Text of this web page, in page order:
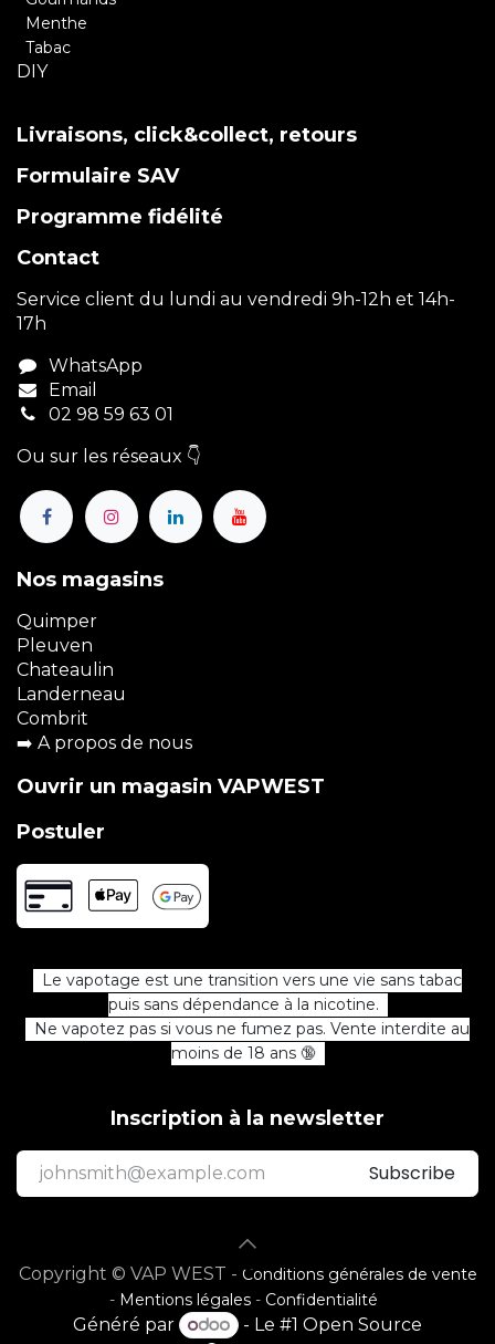
Menthe
Tabac
DIY
Livraisons, click&collect, retours
Formulaire SAV
Programme fidélité
Contact
Service client du lundi au vendredi 9h-12h et 14h-
17h
WhatsApp
Email
02 98 59 63 01
Ou sur les réseaux 👇
Nos magasins
Quimper
Pleuven
Chateaulin
Landerneau
Combrit
➡️ A propos de nous
Ouvrir un magasin VAPWEST
Postuler
Le vapotage est une transition vers une vie sans tabac
puis sans dépendance à la nicotine.
Ne vapotez pas si vous ne fumez pas. Vente interdite au
moins de 18 ans 🔞
Inscription à la newsletter
Subscribe
Copyright © VAP WEST - Conditions générales de vente
- Mentions légales- Confidentialité
Généré par - Le #1Open Source